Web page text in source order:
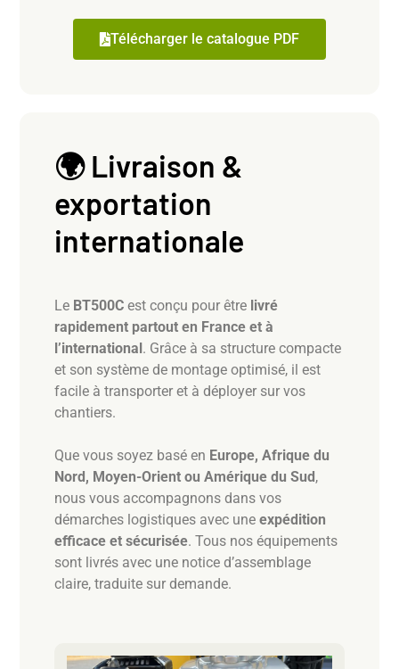
Télécharger le catalogue PDF
🌍 Livraison &
exportation
internationale
Le BT500C est conçu pour être livré
rapidement partout en France et à
l’international. Grâce à sa structure compacte
et son système de montage optimisé, il est
facile à transporter et à déployer sur vos
chantiers.
Que vous soyez basé en Europe, Afrique du
Nord, Moyen-Orient ou Amérique du Sud,
nous vous accompagnons dans vos
démarches logistiques avec uneexpédition
efficace et sécurisée. Tous nos équipements
sont livrés avec une notice d’assemblage
claire, traduite sur demande.